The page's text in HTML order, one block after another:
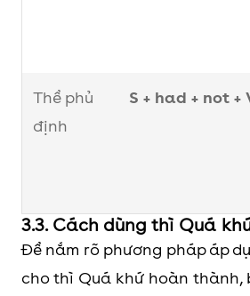
Thể phủ
định
S + had + not +
3.3. Cách dùng thì Quá
Để nắm rõ phương pháp áp
cho thì Quá khứ hoàn thành,